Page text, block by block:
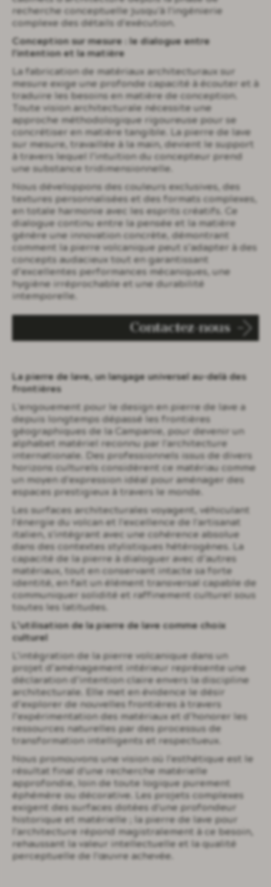
recherche conceptuelle jusqu'à l'ingénierie
complexe des détails d'exécution.
l'intention et la matière
La fabrication de matériaux architecturaux sur
mesure exige une profonde capacité à écouter et à
traduire les besoins en matière de conception.
Toute vision architecturale nécessite une
approche méthodologique rigoureuse pour se
concrétiser en matière tangible. La pierre de lave
sur mesure, travaillée à la main, devient le support
à travers lequel l’intuition du concepteur prend
une substance tridimensionnelle.
Nous développons des couleurs exclusives, des
textures personnalisées et des formats complexes,
en totale harmonie avec les esprits créatifs. Ce
dialogue continu entre la pensée et la matière
génère une innovation concrète, démontrant
comment la pierre volcanique peut s’adapter à des
concepts audacieux tout en garantissant
d’excellentes performances mécaniques, une
hygiène irréprochable et une durabilité
intemporelle.
Contactez-nous
La pierre de lave, un langage universel au-delà des
frontières
L'engouement pour le design en pierre de lave a
depuis longtemps dépassé les frontières
géographiques de la Campanie, pour devenir un
alphabet matériel reconnu par l'architecture
internationale. Des professionnels issus de divers
horizons culturels considèrent ce matériau comme
un moyen d'expression idéal pour aménager des
espaces prestigieux à travers le monde.
Les surfaces architecturales voyagent, véhiculant
l'énergie du volcan et l'excellence de l'artisanat
italien, s'intégrant avec une cohérence absolue
dans des contextes stylistiques hétérogènes. La
capacité de la pierre à dialoguer avec d’autres
matériaux, tout en conservant intacte sa forte
identité, en fait un élément transversal capable de
communiquer solidité et raffinement culturel sous
toutes les latitudes.
culturel
L’intégration de la pierre volcanique dans un
projet d’aménagement intérieur représente une
déclaration d’intention claire envers la discipline
architecturale. Elle met en évidence le désir
d’explorer de nouvelles frontières à travers
l’expérimentation des matériaux et d’honorer les
ressources naturelles par des processus de
transformation intelligents et respectueux.
Nous promouvons une vision où l'esthétique est le
résultat final d'une recherche matérielle
approfondie, loin de toute logique purement
éphémère ou décorative. Les projets complexes
exigent des surfaces dotées d'une profondeur
historique et matérielle ; la pierre de lave pour
l'architecture répond magistralement à ce besoin,
rehaussant la valeur intellectuelle et la qualité
perceptuelle de l'œuvre achevée.